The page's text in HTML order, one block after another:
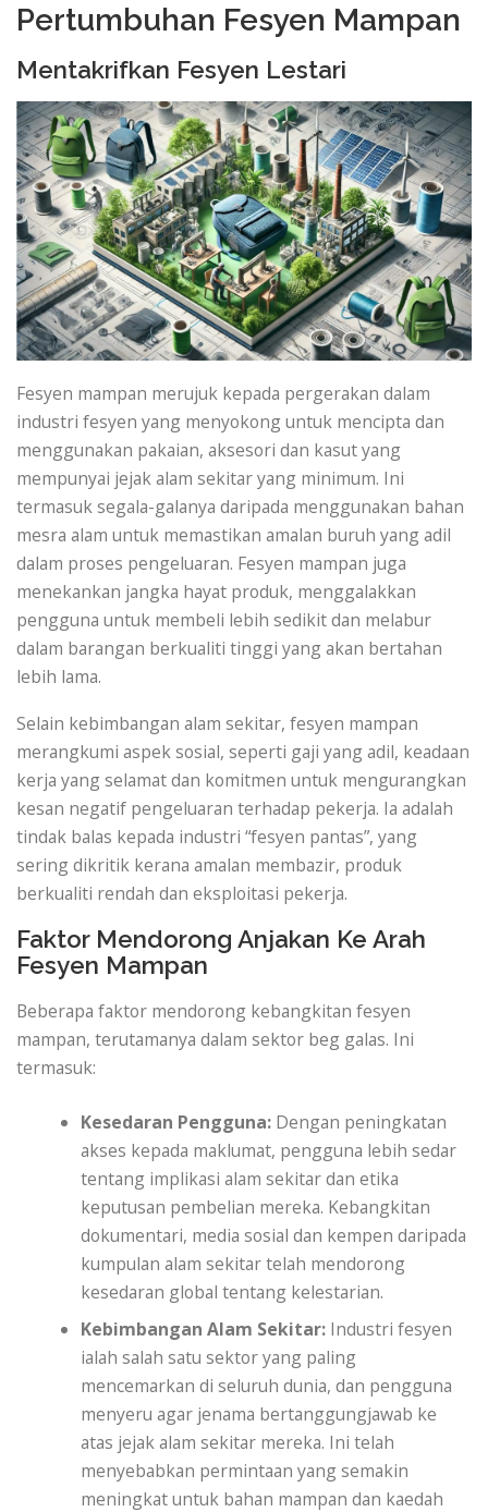
Pertumbuhan Fesyen Mampan
Mentakrifkan Fesyen Lestari
Fesyen mampan merujuk kepada pergerakan dalam
industri fesyen yang menyokong untuk mencipta dan
menggunakan pakaian, aksesori dan kasut yang
mempunyai jejak alam sekitar yang minimum. Ini
termasuk segala-galanya daripada menggunakan bahan
mesra alam untuk memastikan amalan buruh yang adil
dalam proses pengeluaran. Fesyen mampan juga
menekankan jangka hayat produk, menggalakkan
pengguna untuk membeli lebih sedikit dan melabur
dalam barangan berkualiti tinggi yang akan bertahan
lebih lama.
Selain kebimbangan alam sekitar, fesyen mampan
merangkumi aspek sosial, seperti gaji yang adil, keadaan
kerja yang selamat dan komitmen untuk mengurangkan
kesan negatif pengeluaran terhadap pekerja. Ia adalah
tindak balas kepada industri “fesyen pantas”, yang
sering dikritik kerana amalan membazir, produk
berkualiti rendah dan eksploitasi pekerja.
Faktor Mendorong Anjakan Ke Arah
Fesyen Mampan
Beberapa faktor mendorong kebangkitan fesyen
mampan, terutamanya dalam sektor beg galas. Ini
termasuk:
Kesedaran Pengguna: Dengan peningkatan
akses kepada maklumat, pengguna lebih sedar
tentang implikasi alam sekitar dan etika
keputusan pembelian mereka. Kebangkitan
dokumentari, media sosial dan kempen daripada
kumpulan alam sekitar telah mendorong
kesedaran global tentang kelestarian.
Kebimbangan Alam Sekitar: Industri fesyen
ialah salah satu sektor yang paling
mencemarkan di seluruh dunia, dan pengguna
menyeru agar jenama bertanggungjawab ke
atas jejak alam sekitar mereka. Ini telah
menyebabkan permintaan yang semakin
meningkat untuk bahan mampan dan kaedah